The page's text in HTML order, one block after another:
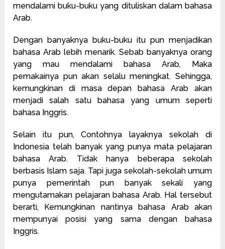
mendalami buku-buku yang dituliskan dalam bahasa
Arab.
Dengan banyaknya buku-buku itu pun menjadikan
bahasa Arab lebih menarik. Sebab banyaknya orang
yang mau mendalami bahasa Arab, Maka
pemakainya pun akan selalu meningkat. Sehingga,
kemungkinan di masa depan bahasa Arab akan
menjadi salah satu bahasa yang umum seperti
bahasa Inggris.
Selain itu pun, Contohnya layaknya sekolah di
Indonesia telah banyak yang punya mata pelajaran
bahasa Arab. Tidak hanya beberapa sekolah
berbasis Islam saja. Tapi juga sekolah-sekolah umum
punya pemerintah pun banyak sekali yang
mengutamakan pelajaran bahasa Arab. Hal tersebut
berarti, Kemungkinan nantinya bahasa Arab akan
mempunyai posisi yang sama dengan bahasa
Inggris.